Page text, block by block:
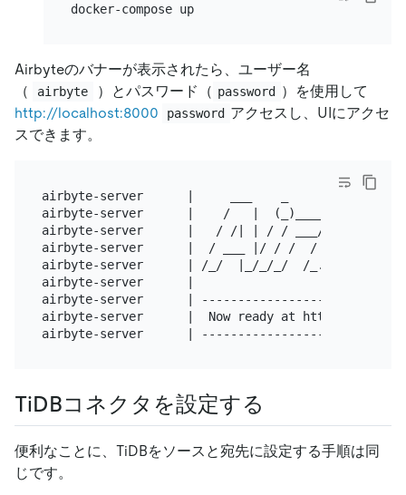
docker-compose up
Airbyteのバナーが表示されたら、ユーザー名
（
airbyte ）とパスワード（ password
）を使用して
http://localhost:8000
password アクセスし、UIにアクセ
スできます。
airbyte-server      |     ___    _      __
airbyte-server      |    /   |  (_)____/ /_  __
airbyte-server      |   / /| | / / ___/ __ \/ / /
airbyte-server      |  / ___ |/ / /  / /_/ / /_/ /
airbyte-server      | /_/  |_/_/_/  /_.___/\__, /
airbyte-server      |                     /____/
airbyte-server      |
airbyte-server      |  Now ready at http://
TiDBコネクタを設定する
便利なことに、TiDBをソースと宛先に設定する手順は同
じです。